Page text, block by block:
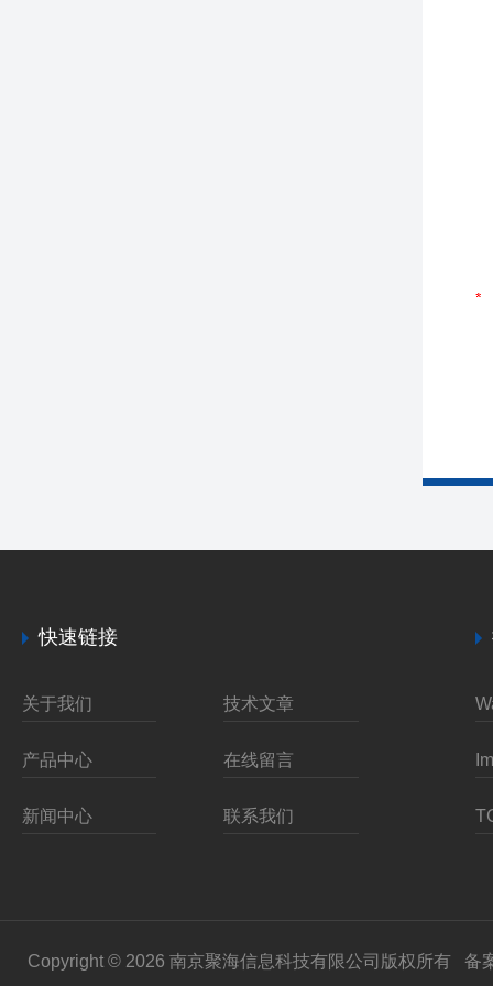
快速链接
关于我们 技术文章
产品中心 在线留言
新闻中心 联系我们
Copyright © 2026 南京聚海信息科技有限公司版权所有 备